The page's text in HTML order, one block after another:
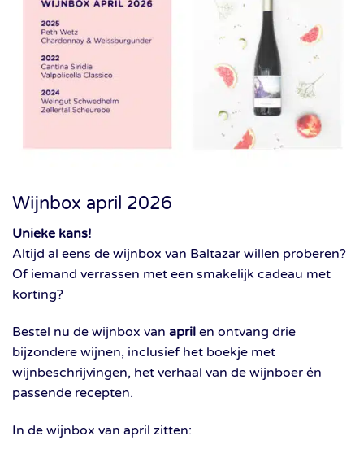
Wijnbox april 2026
Unieke kans!
Altijd al eens de wijnbox van Baltazar willen proberen?
Of iemand verrassen met een smakelijk cadeau met
korting?
Bestel nu de wijnbox van april en ontvang drie
bijzondere wijnen, inclusief het boekje met
wijnbeschrijvingen, het verhaal van de wijnboer én
passende recepten.
In de wijnbox van april zitten: